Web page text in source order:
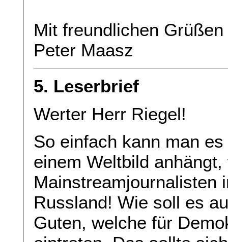
Mit freundlichen Grüßen
Peter Maasz
5. Leserbrief
Werter Herr Riegel!
So einfach kann man
einem Weltbild
Mainstreamjournalisten
Russland! Wie soll es
Guten, welche für